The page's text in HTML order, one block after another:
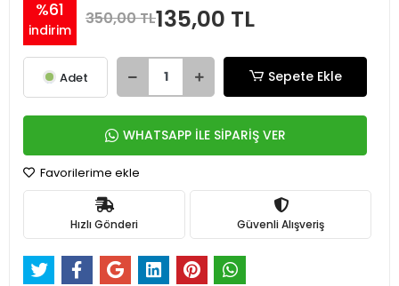
%61
indirim
350,00 TL135,00 TL
Adet Sepete Ekle
WHATSAPP İLE SİPARİŞ VER
Favorilerime ekle
Hızlı Gönderi Güvenli Alışveriş